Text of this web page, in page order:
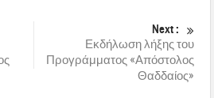
Next :
Εκδήλωση λήξης του
Προγράμματος «Απόστολος
Θαδδαίος»